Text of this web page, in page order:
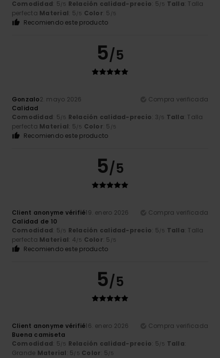
Comodidad: 5/5 Relación calidad-precio: 5/5 Talla: Talla
perfecta Material: 5/5 Color: 5 /5
Recomiendo este producto
5/5
Gonzalo2. mayo 2026
Compra verificada
Calidad
Comodidad: 5/5 Relación calidad-precio: 3/5 Talla: Talla
perfecta Material: 5/5 Color: 5 /5
Recomiendo este producto
5/5
Client anonyme vérifié19. enero 2026
Compra verificada
Calidad de 10
Comodidad: 5/5 Relación calidad-precio: 5/5 Talla: Talla
perfecta Material: 4/5 Color: 5 /5
Recomiendo este producto
5/5
Client anonyme vérifié16. enero 2026
Compra verificada
Buena camiseta
Comodidad: 5/5 Relación calidad-precio: 5/5 Talla:
Grande Material: 5/5 Color: 5/5